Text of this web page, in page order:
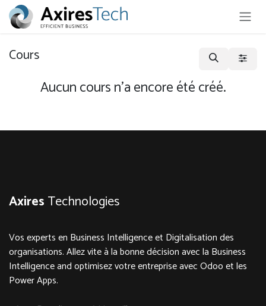
Se rendre au contenu
Cours
Aucun cours n'a encore été créé.
AxiresTechnologies
Vos experts en Business Intelligence et Digitalisation des
organisations. Allez vite à la bonne décision avec la Business
Intelligence and optimisez votre entreprise avec Odoo et les
Power Apps.